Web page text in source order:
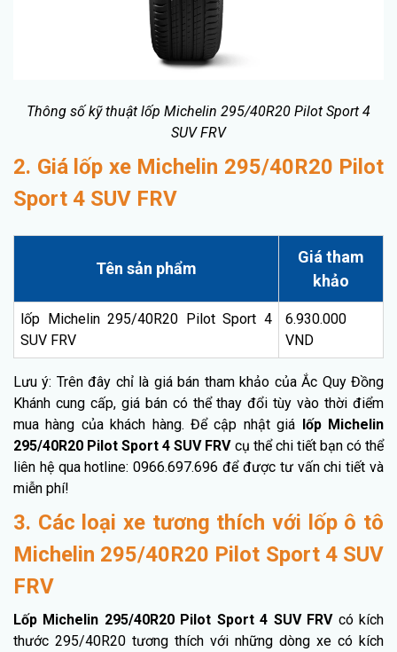
Thông số kỹ thuật lốp Michelin 295/40R20 Pilot Sport 4
SUV FRV
2. Giá lốp xe Michelin 295/40R20 Pilot
Sport 4 SUV FRV
Tên sản phẩm
Giá tham
khảo
lốp Michelin 295/40R20 Pilot Sport 4
SUV FRV
6.930.000
VND
Lưu ý: Trên đây chỉ là giá bán tham khảo của Ắc Quy Đồng
Khánh cung cấp, giá bán có thể thay đổi tùy vào thời điểm
mua hàng của khách hàng. Để cập nhật giá lốp Michelin
295/40R20 Pilot Sport 4 SUV FRVcụ thể chi tiết bạn có thể
liên hệ qua hotline: 0966.697.696 để được tư vấn chi tiết và
miễn phí!
3. Các loại xe tương thích với lốp ô tô
Michelin 295/40R20 Pilot Sport 4 SUV
FRV
Lốp Michelin 295/40R20 Pilot Sport 4 SUV FRVcó kích
thước 295/40R20 tương thích với những dòng xe có kích